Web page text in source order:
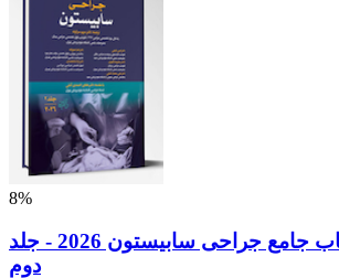
8%
ترجمه کامل کتاب جامع جراحی سابیستون 2026 - جلد
دوم